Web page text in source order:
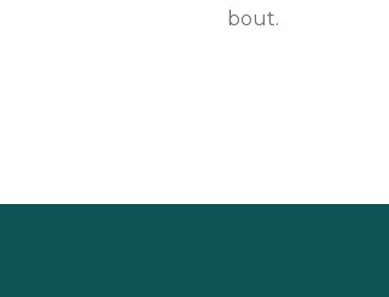
bout.